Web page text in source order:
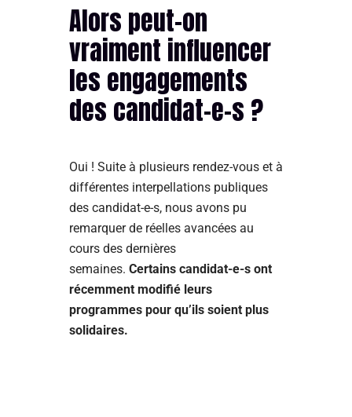
Alors peut-on
vraiment influencer
les engagements
des candidat-e-s ?
Oui ! Suite à plusieurs rendez-vous et à
différentes interpellations publiques
des candidat-e-s, nous avons pu
remarquer de réelles avancées au
cours des dernières
semaines. Certains candidat-e-s ont
récemment modifié leurs
programmes pour qu’ils soient plus
solidaires.